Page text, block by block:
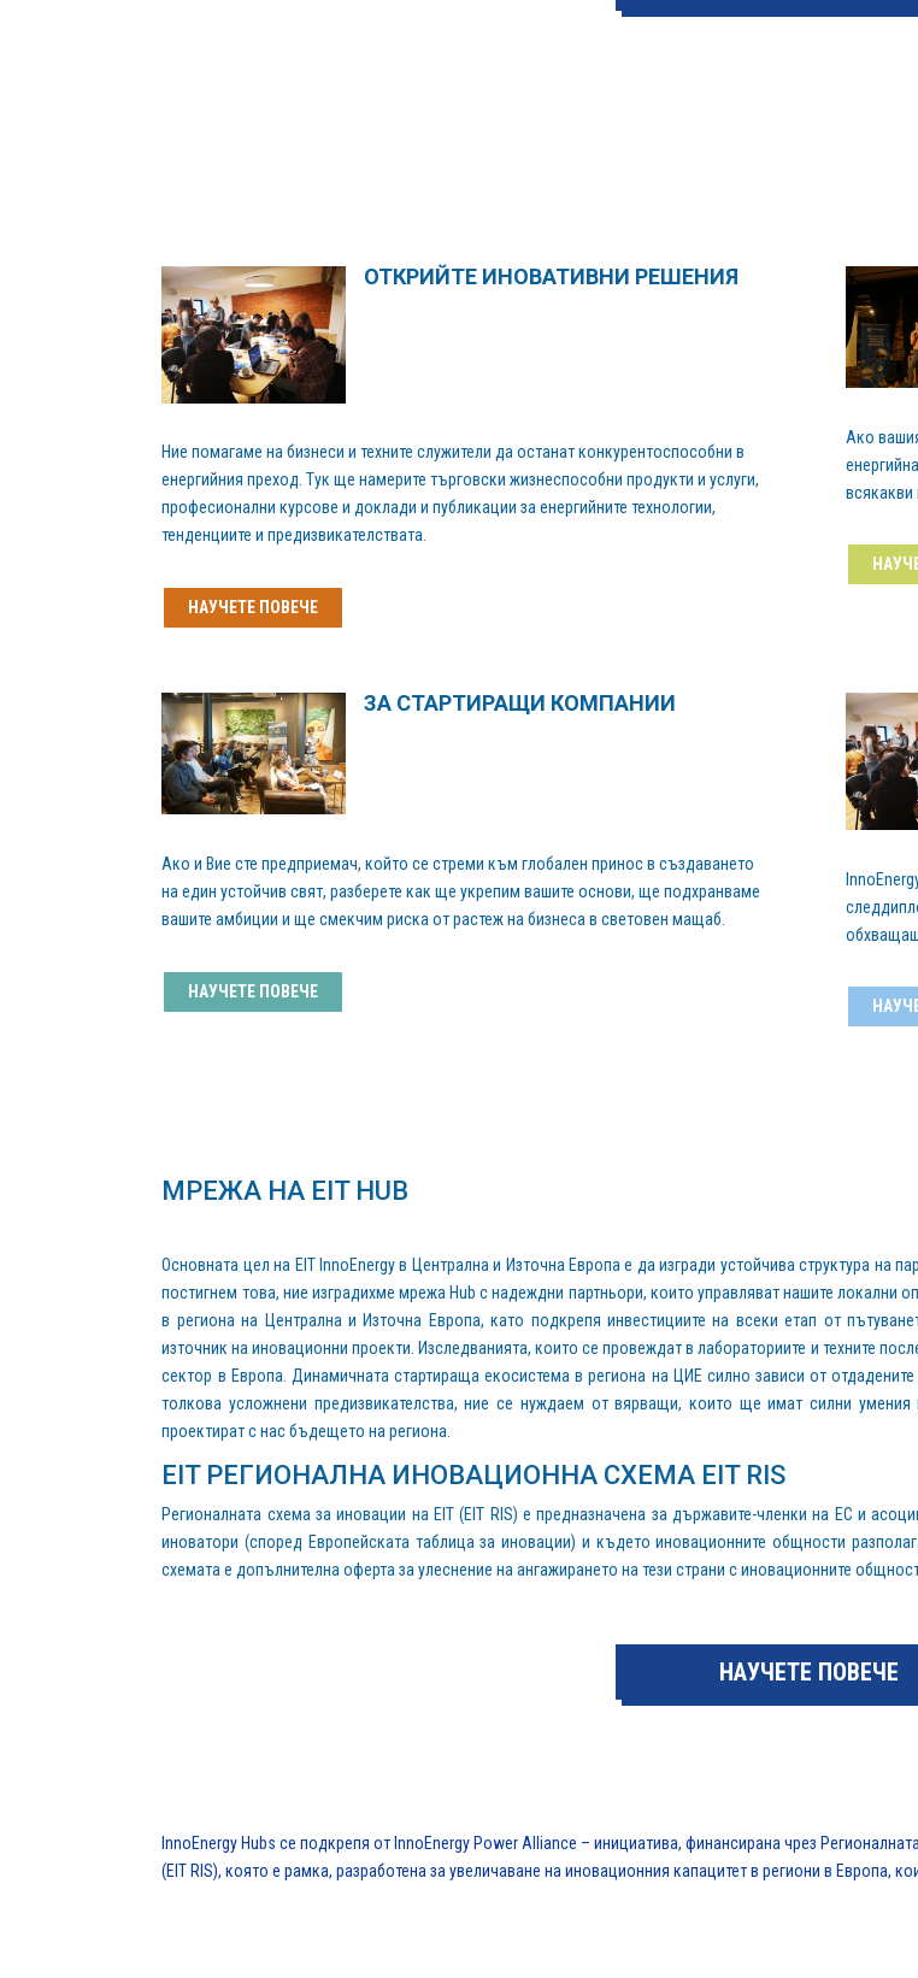
ОТКРИЙТЕ ИНОВАТИВНИ РЕШЕНИЯ
Ние помагаме на бизнеси и техните служители да останат конкурентоспособни в
енергийния преход. Тук ще намерите търговски жизнеспособни продукти и услуги,
професионални курсове и доклади и публикации за енергийните технологии,
тенденциите и предизвикателствата.
НАУЧЕТЕ ПОВЕЧЕ
Ако
всякакви
ЗА СТАРТИРАЩИ КОМПАНИИ
Ако и Вие сте предприемач, който се стреми към глобален принос в създаването
на един устойчив свят, разберете как ще укрепим вашите основи, ще подхранваме
вашите амбиции и ще смекчим риска от растеж на бизнеса в световен мащаб.
НАУЧЕТЕ ПОВЕЧЕ
МРЕЖА НА EIT HUB
Основната цел на EIT InnoEnergy в Централна и Източна Европа е да изгради устойчива структура на
постигнем това, ние изградихме мрежа Hub с надеждни партньори, които управляват нашите локални
в региона на Централна и Източна Европа, като подкрепя инвестициите на всеки етап от
източник на иновационни проекти. Изследванията, които се провеждат в лабораториите и техните
сектор в Европа. Динамичната стартираща екосистема в региона на ЦИЕ силно зависи от
толкова усложнени предизвикателства, ние се нуждаем от вярващи, които ще имат силни
проектират с нас бъдещето на региона.
EIT РЕГИОНАЛНА ИНОВАЦИОННА СХЕМА EIT RIS
Регионалната схема за иновации на EIT (EIT RIS) е предназначена за държавите-членки на ЕС и
иноватори (според Европейската таблица за иновации) и където иновационните общности
схемата е допълнителна оферта за улеснение на ангажирането на тези страни с иновационните
НАУЧЕТЕ ПОВЕЧЕ
InnoEnergy Hubs се подкрепя от InnoEnergy Power Alliance – инициатива, финансирана чрез
(EIT RIS), която е рамка, разработена за увеличаване на иновационния капацитет в региони в Европа,